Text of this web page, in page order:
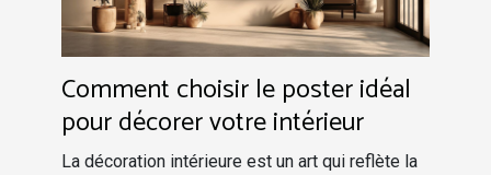
Comment choisir le poster idéal
pour décorer votre intérieur
La décoration intérieure est un art qui reflète la